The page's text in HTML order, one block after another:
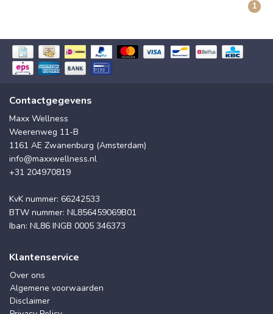
1
Contactgegevens
Maxx Wellness
Weerenweg 11-B
1161 AE Zwanenburg (Amsterdam)
info@maxxwellness.nl
+31 204970819
KvK nummer: 66242533
BTW nummer: NL856459069B01
Iban: NL86 INGB 0005 346373
Klantenservice
Over ons
Algemene voorwaarden
Disclaimer